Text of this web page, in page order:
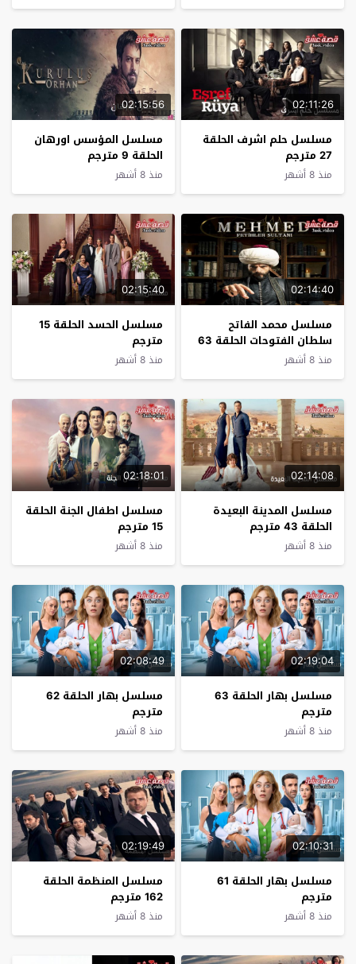
02:11:26
مسلسل حلم اشرف الحلقة
27 مترجم
منذ 8 أشهر
02:15:56
مسلسل المؤسس اورهان
الحلقة 9 مترجم
منذ 8 أشهر
02:14:40
مسلسل محمد الفاتح
سلطان الفتوحات الحلقة 63
مترجم
منذ 8 أشهر
02:15:40
مسلسل الحسد الحلقة 15
مترجم
منذ 8 أشهر
02:14:08
مسلسل المدينة البعيدة
الحلقة 43 مترجم
منذ 8 أشهر
02:18:01
مسلسل اطفال الجنة الحلقة
15 مترجم
منذ 8 أشهر
02:19:04
مسلسل بهار الحلقة 63
مترجم
منذ 8 أشهر
02:08:49
مسلسل بهار الحلقة 62
مترجم
منذ 8 أشهر
02:10:31
مسلسل بهار الحلقة 61
مترجم
منذ 8 أشهر
02:19:49
مسلسل المنظمة الحلقة
162 مترجم
منذ 8 أشهر